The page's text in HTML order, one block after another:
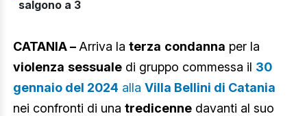
salgono a 3
CATANIA – Arriva la terza condanna per la
violenza sessuale di gruppo commessa il 30
gennaio del 2024 alla Villa Bellini di Catania
nei confronti di una tredicenne davanti al suo